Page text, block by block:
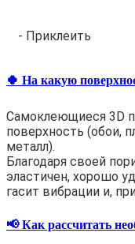
- Приклеить
🍀 На какую
Самоклеющиеся 3D
поверхность (обои,
металл).
Благодаря своей
эластичен, хорошо
гасит вибрации и,
📢 Как рассчитать